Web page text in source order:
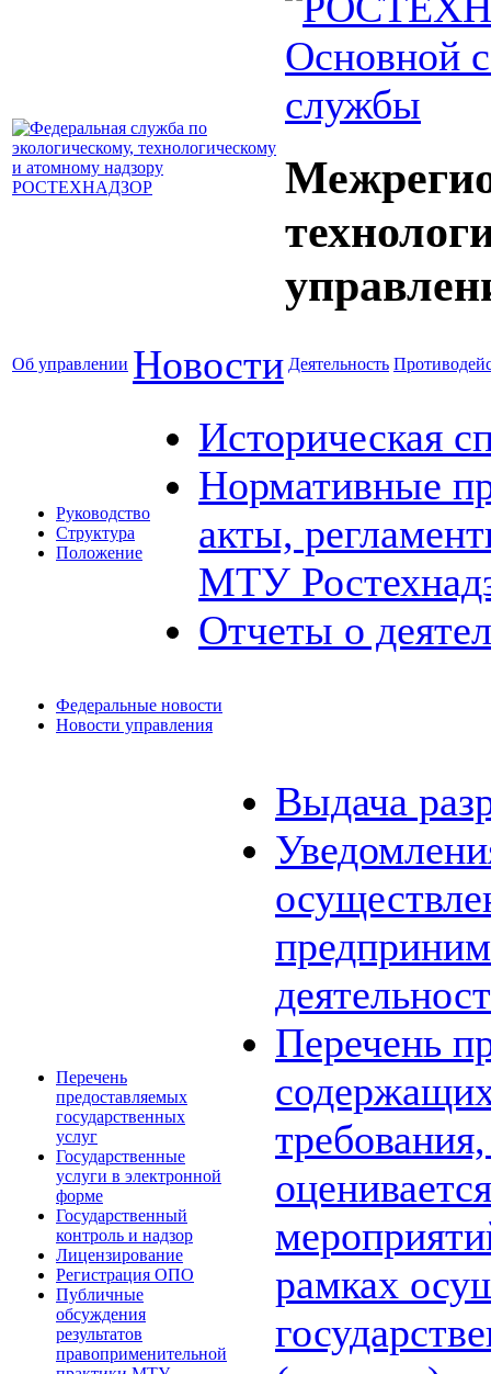
Основной
службы
Об управлении Новости Деятельность
Руководство
Структура
Положение
Историческая
Нормативные
акты,
МТУ
Отчеты о
Федеральные новости
Новости управления
Перечень
предоставляемых
государственных
услуг
Государственные
услуги в электронной
форме
Государственный
контроль и надзор
Лицензирование
Регистрация ОПО
Публичные
обсуждения
результатов
правоприменительной
Выдача
Перечень
рамках